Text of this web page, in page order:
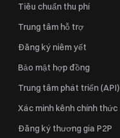
Tiêu chuẩn thu phí
Trung tâm hỗ trợ
Đăng ký niêm yết
Bảo mật hợp đồng
Trung tâm phát triển (API)
Xác minh kênh chính thức
Đăng ký thương gia P2P